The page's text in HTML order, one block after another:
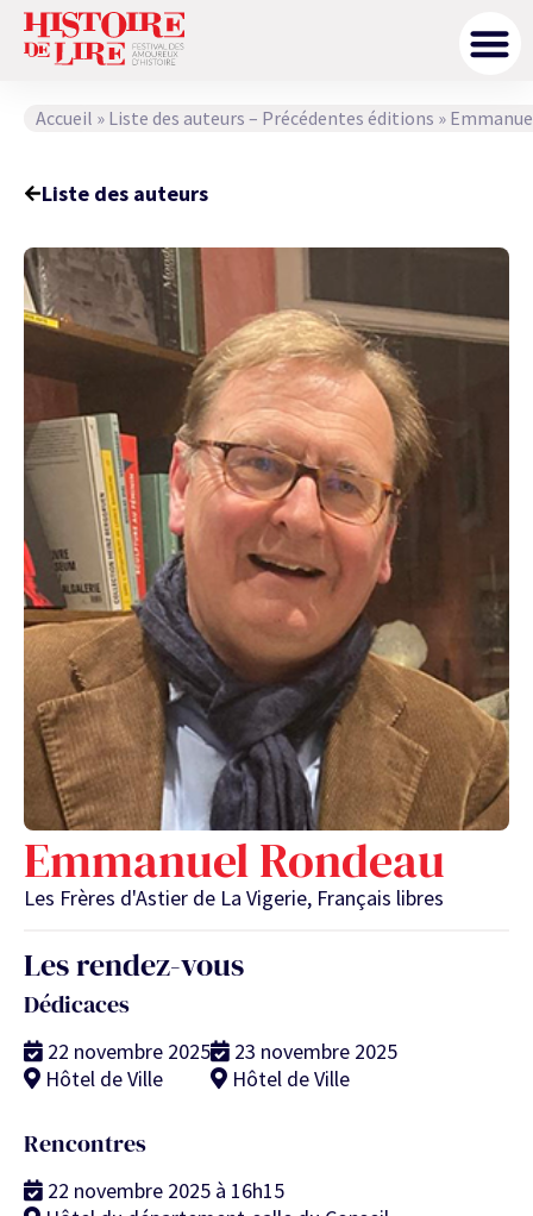
Accueil » Liste des auteurs – Précédentes éditions »
Liste des auteurs
Emmanuel Rondeau
Les Frères d'Astier de La Vigerie, Français libres
Les rendez-vous
Dédicaces
22 novembre 2025
Hôtel de Ville
23 novembre 2025
Hôtel de Ville
Rencontres
22 novembre 2025 à 16h15